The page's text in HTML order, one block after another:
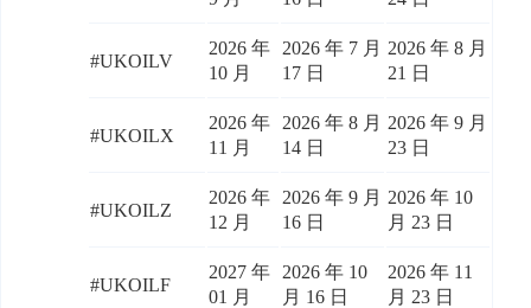
#UKOILV
2026 年
10 月
2026 年 7 月
17 日
2026 年 8 月
21 日
#UKOILX
2026 年
11 月
2026 年 8 月
14 日
2026 年 9 月
23 日
#UKOILZ
2026 年
12 月
2026 年 9 月
16 日
2026 年 10
月 23 日
#UKOILF
2027 年
01 月
2026 年 10
月 16 日
2026 年 11
月 23 日